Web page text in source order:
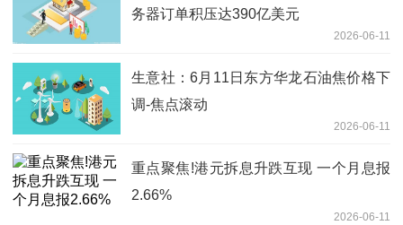
务器订单积压达390亿美元
2026-06-11
生意社：6月11日东方华龙石油焦价格下
调-焦点滚动
2026-06-11
重点聚焦!港元拆息升跌互现 一个月息报
2.66%
2026-06-11